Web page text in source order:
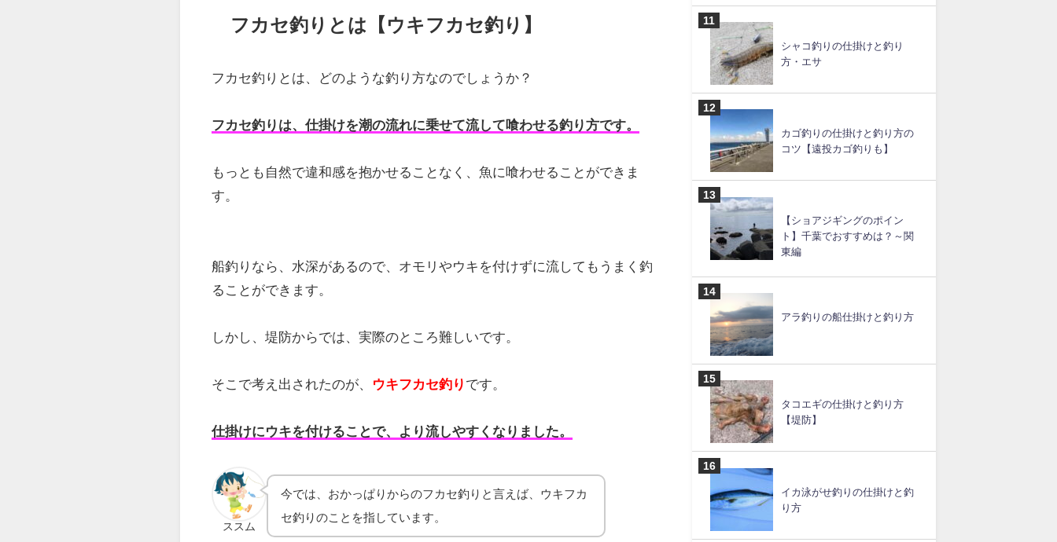
フカセ釣りとは【ウキフカセ釣り】
フカセ釣りとは、どのような釣り方なのでしょうか？
フカセ釣りは、仕掛けを潮の流れに乗せて流して喰わせる釣り方です。
もっとも自然で違和感を抱かせることなく、魚に喰わせることができま
す。
船釣りなら、水深があるので、オモリやウキを付けずに流してもうまく釣
ることができます。
しかし、堤防からでは、実際のところ難しいです。
そこで考え出されたのが、 ウキフカセ釣り です。
仕掛けにウキを付けることで、より流しやすくなりました。
ススム
今では、おかっぱりからのフカセ釣りと言えば、ウキフカ
セ釣りのことを指しています。
シャコ釣りの仕掛けと釣り
方・エサ
カゴ釣りの仕掛けと釣り方の
コツ【遠投カゴ釣りも】
【ショアジギングのポイン
ト】千葉でおすすめは？～関
東編
アラ釣りの船仕掛けと釣り方
タコエギの仕掛けと釣り方
【堤防】
イカ泳がせ釣りの仕掛けと釣
り方